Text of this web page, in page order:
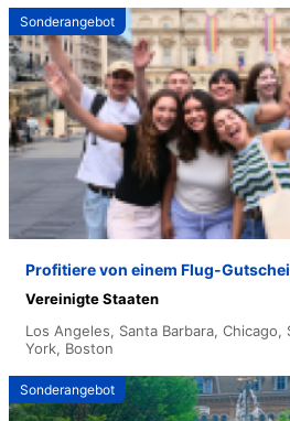
Sonderangebot
Profitiere von einem Flug-
Vereinigte Staaten
Los Angeles, Santa Barbara, Chicago,
York, Boston
Sonderangebot